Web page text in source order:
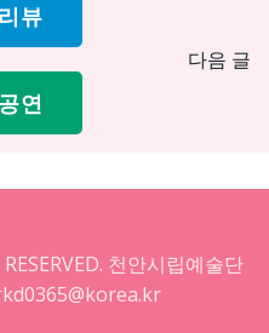
뷰
연
다음 글
천안시립예술단